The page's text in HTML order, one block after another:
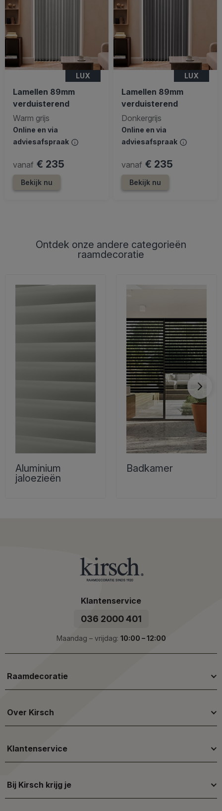
LUX
Lamellen 89mm
verduisterend
Warm grijs
Online en via
adviesafspraak
vanaf € 235
Bekijk nu
LUX
Lamellen 89mm
verduisterend
Donkergrijs
Online en via
adviesafspraak
vanaf € 235
Bekijk nu
Ontdek onze andere categorieën
raamdecoratie
Aluminium
jaloezieën
Badkamer
Klantenservice
036 2000 401
Maandag – vrijdag: 10:00 – 12:00
Raamdecoratie
Over Kirsch
Klantenservice
Bij Kirsch krijg je